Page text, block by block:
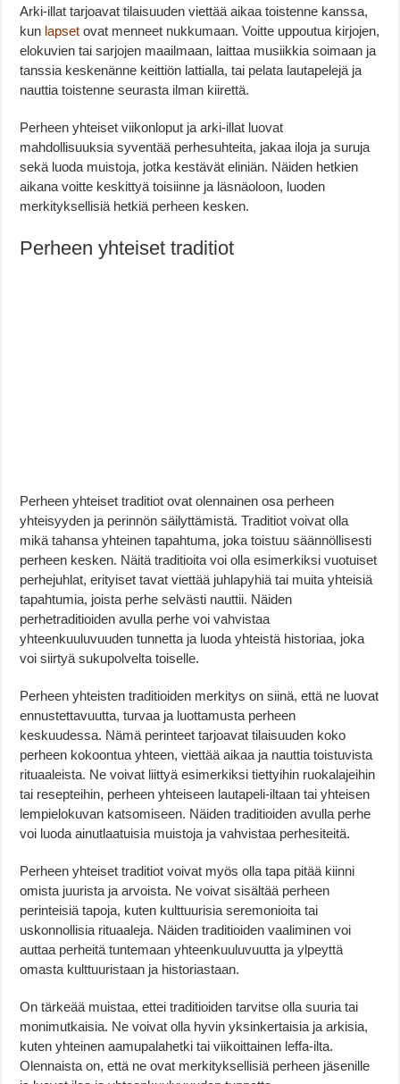
Arki-illat tarjoavat tilaisuuden viettää aikaa toistenne kanssa,
kun lapset ovat menneet nukkumaan. Voitte uppoutua kirjojen,
elokuvien tai sarjojen maailmaan, laittaa musiikkia soimaan ja
tanssia keskenänne keittiön lattialla, tai pelata lautapelejä ja
nauttia toistenne seurasta ilman kiirettä.
Perheen yhteiset viikonloput ja arki-illat luovat
mahdollisuuksia syventää perhesuhteita, jakaa iloja ja suruja
sekä luoda muistoja, jotka kestävät eliniän. Näiden hetkien
aikana voitte keskittyä toisiinne ja läsnäoloon, luoden
merkityksellisiä hetkiä perheen kesken.
Perheen yhteiset traditiot
Perheen yhteiset traditiot ovat olennainen osa perheen
yhteisyyden ja perinnön säilyttämistä. Traditiot voivat olla
mikä tahansa yhteinen tapahtuma, joka toistuu säännöllisesti
perheen kesken. Näitä traditioita voi olla esimerkiksi vuotuiset
perhejuhlat, erityiset tavat viettää juhlapyhiä tai muita yhteisiä
tapahtumia, joista perhe selvästi nauttii. Näiden
perhetraditioiden avulla perhe voi vahvistaa
yhteenkuuluvuuden tunnetta ja luoda yhteistä historiaa, joka
voi siirtyä sukupolvelta toiselle.
Perheen yhteisten traditioiden merkitys on siinä, että ne luovat
ennustettavuutta, turvaa ja luottamusta perheen
keskuudessa. Nämä perinteet tarjoavat tilaisuuden koko
perheen kokoontua yhteen, viettää aikaa ja nauttia toistuvista
rituaaleista. Ne voivat liittyä esimerkiksi tiettyihin ruokalajeihin
tai resepteihin, perheen yhteiseen lautapeli-iltaan tai yhteisen
lempielokuvan katsomiseen. Näiden traditioiden avulla perhe
voi luoda ainutlaatuisia muistoja ja vahvistaa perhesiteitä.
Perheen yhteiset traditiot voivat myös olla tapa pitää kiinni
omista juurista ja arvoista. Ne voivat sisältää perheen
perinteisiä tapoja, kuten kulttuurisia seremonioita tai
uskonnollisia rituaaleja. Näiden traditioiden vaaliminen voi
auttaa perheitä tuntemaan yhteenkuuluvuutta ja ylpeyttä
omasta kulttuuristaan ja historiastaan.
On tärkeää muistaa, ettei traditioiden tarvitse olla suuria tai
monimutkaisia. Ne voivat olla hyvin yksinkertaisia ja arkisia,
kuten yhteinen aamupalahetki tai viikoittainen leffa-ilta.
Olennaista on, että ne ovat merkityksellisiä perheen jäsenille